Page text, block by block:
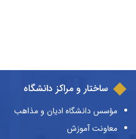
ساختار و مراکز دانشگاه
مؤسس دانشگاه ادیان و مذاهب
معاونت آموزش